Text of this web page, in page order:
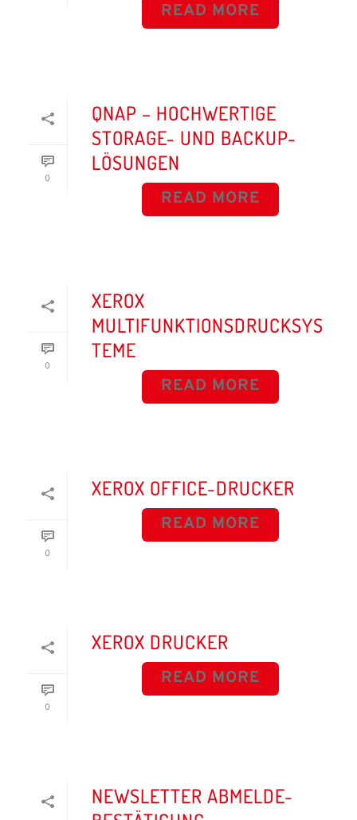
READ MORE
0
QNAP – HOCHWERTIGE
STORAGE- UND BACKUP-
LÖSUNGEN
READ MORE
0
XEROX
MULTIFUNKTIONSDRUCKSYS
TEME
READ MORE
0
XEROX OFFICE-DRUCKER
READ MORE
0
XEROX DRUCKER
READ MORE
NEWSLETTER ABMELDE-